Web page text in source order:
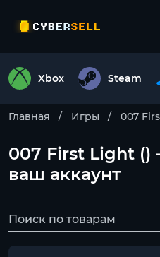
Xbox Steam
Главная Игры 007
007 First Light ()
ваш аккаунт